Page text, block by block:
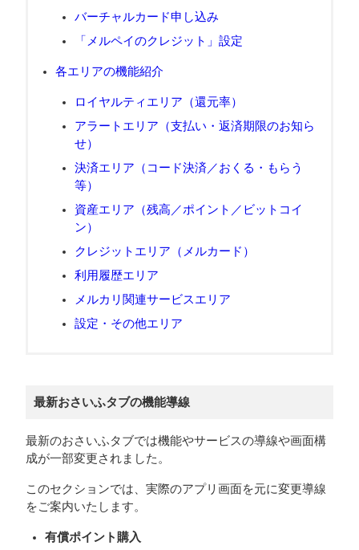
バーチャルカード申し込み
「メルペイのクレジット」設定
各エリアの機能紹介
ロイヤルティエリア（還元率）
アラートエリア（支払い・返済期限のお知ら
せ）
決済エリア（コード決済／おくる・もらう
等）
資産エリア（残高／ポイント／ビットコイ
ン）
クレジットエリア（メルカード）
利用履歴エリア
メルカリ関連サービスエリア
設定・その他エリア
最新おさいふタブの機能導線
最新のおさいふタブでは機能やサービスの導線や画面構
成が一部変更されました。
このセクションでは、実際のアプリ画面を元に変更導線
をご案内いたします。
有償ポイント購入